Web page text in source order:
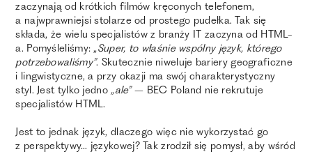
zaczynają od krótkich filmów kręconych telefonem,
a najwprawniejsi stolarze od prostego pudełka. Tak się
składa, że wielu specjalistów z branży IT zaczyna od HTML-
a. Pomyśleliśmy: „ Super, to właśnie wspólny język, którego
potrzebowaliśmy”. Skutecznie niweluje bariery geograficzne
i lingwistyczne, a przy okazji ma swój charakterystyczny
styl. Jest tylko jedno „ale”– BEC Poland nie rekrutuje
specjalistów HTML.
Jest to jednak język, dlaczego więc nie wykorzystać go
z perspektywy… językowej? Tak zrodził się pomysł, aby wśród